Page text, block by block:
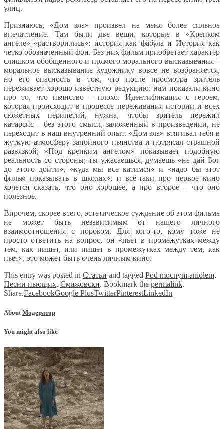
улиц.
Признаюсь, «Дом зла» произвел на меня более сильное
впечатление. Там были две вещи, которые в «Крепком
ангеле» «растворились»: история как фабула и История как
четко обозначенный фон. Без них фильм приобретает характер
слишком обобщенного и прямого морального высказывания –
моральное высказывание художнику вовсе не возбраняется,
но его опасность в том, что после просмотра зритель
переживает хорошо известную редукцию: нам показали кино
про то, что пьянство – плохо. Идентификация с героем,
которая происходит в процессе переживания истории и всех
сюжетных перипетий, нужна, чтобы зритель пережил
катарсис – без этого смысл, заложенный в произведении, не
переходит в наш внутренний опыт. «Дом зла» втягивал тебя в
жуткую атмосферу запойного пьянства и потрясал страшной
развязкой; «Под крепким ангелом» показывает подобную
реальность со стороны; ты ужасаешься, думаешь «не дай Бог
до этого дойти», «куда мы все катимся» и «надо бы этот
фильм показывать в школах», и всё-таки про первое кино
хочется сказать, что оно хорошее, а про второе – что оно
полезное.
Впрочем, скорее всего, эстетическое суждение об этом фильме
не может быть независимым от нашего личного
взаимоотношения с пороком. Для кого-то, кому тоже не
просто ответить на вопрос, он «пьет в промежутках между
тем, как пишет, или пишет в промежутках между тем, как
пьет», это может быть очень личным кино.
This entry was posted in Статьи and tagged Pod mocnym aniołem,
Песни пьющих, Смажовски. Bookmark the permalink.
Share.FacebookGoogle PlusTwitterPinterestLinkedIn
About Модератор
You might also like